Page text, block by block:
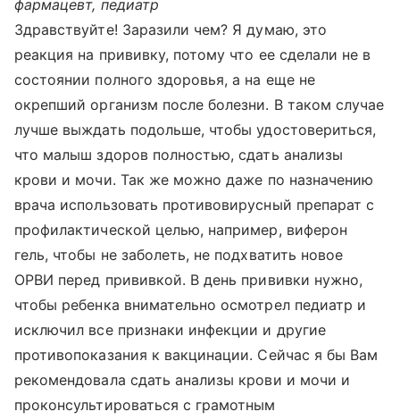
фармацевт, педиатр
Здравствуйте! Заразили чем? Я думаю, это
реакция на прививку, потому что ее сделали не в
состоянии полного здоровья, а на еще не
окрепший организм после болезни. В таком случае
лучше выждать подольше, чтобы удостовериться,
что малыш здоров полностью, сдать анализы
крови и мочи. Так же можно даже по назначению
врача использовать противовирусный препарат с
профилактической целью, например, виферон
гель, чтобы не заболеть, не подхватить новое
ОРВИ перед прививкой. В день прививки нужно,
чтобы ребенка внимательно осмотрел педиатр и
исключил все признаки инфекции и другие
противопоказания к вакцинации. Сейчас я бы Вам
рекомендовала сдать анализы крови и мочи и
проконсультироваться с грамотным